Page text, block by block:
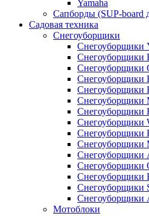
Yamaha
Сапборды (SUP-board
Садовая техника
Снегоуборщики
Снегоуборщики
Снегоуборщики
Снегоуборщики
Снегоуборщики
Снегоуборщики
Снегоуборщики
Снегоуборщики
Снегоуборщики
Снегоуборщики
Снегоуборщики
Снегоуборщики
Снегоуборщики
Снегоуборщики
Снегоуборщики
Снегоуборщики
Мотоблоки